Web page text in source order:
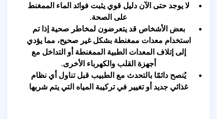
لا يوجد حتى الآن دليل قوي يثبت فوائد الماء الممغنط
على الصحة.
بعض الأشخاص قد يتعرضون لمخاطر صحية إذا تم
استخدام معدات ممغنطة بشكل غير صحيح، مما يؤدي
إلى إتلاف المعدات الطبية الممغنطة أو التداخل مع
أجهزة القلب والكهرباء الأخرى.
يُنصح دائمًا بالتحدث مع الطبيب قبل تناول أي نظام
غذائي جديد أو تغيير في تركيبة المياه التي يتم شربها